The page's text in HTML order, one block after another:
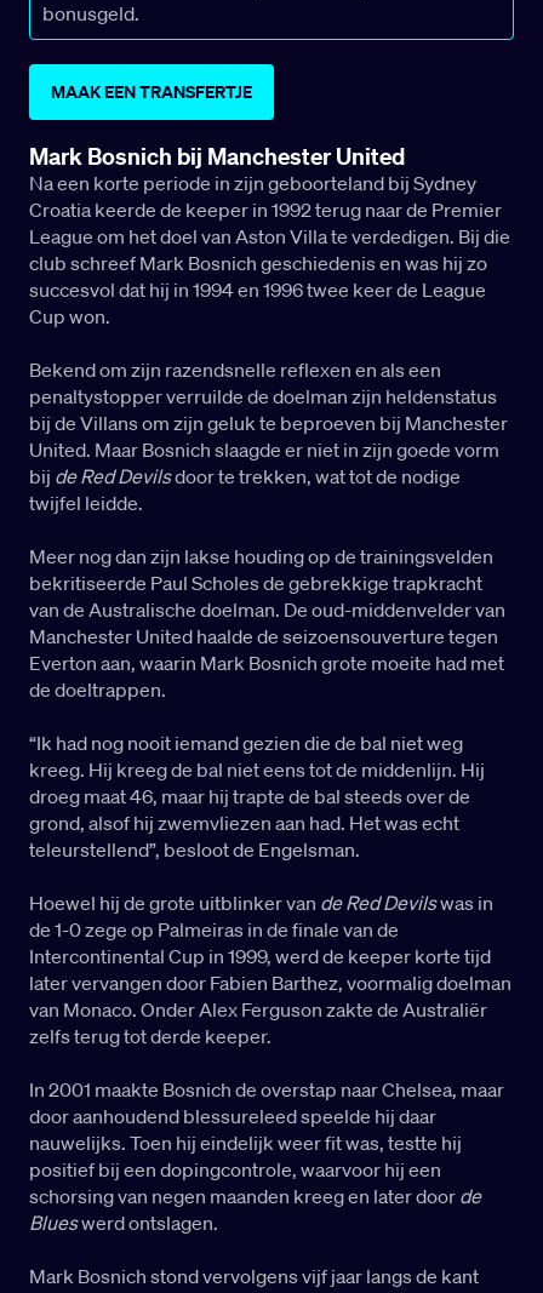
bonusgeld.
MAAK EEN TRANSFERTJE
Mark Bosnich bij Manchester United
Na een korte periode in zijn geboorteland bij Sydney
Croatia keerde de keeper in 1992 terug naar de Premier
League om het doel van Aston Villa te verdedigen. Bij die
club schreef Mark Bosnich geschiedenis en was hij zo
succesvol dat hij in 1994 en 1996 twee keer de League
Cup won.
Bekend om zijn razendsnelle reflexen en als een
penaltystopper verruilde de doelman zijn heldenstatus
bij de Villans om zijn geluk te beproeven bij Manchester
United. Maar Bosnich slaagde er niet in zijn goede vorm
bij de Red Devilsdoor te trekken, wat tot de nodige
twijfel leidde.
Meer nog dan zijn lakse houding op de trainingsvelden
bekritiseerde Paul Scholes de gebrekkige trapkracht
van de Australische doelman. De oud-middenvelder van
Manchester United haalde de seizoensouverture tegen
Everton aan, waarin Mark Bosnich grote moeite had met
de doeltrappen.
“Ik had nog nooit iemand gezien die de bal niet weg
kreeg. Hij kreeg de bal niet eens tot de middenlijn. Hij
droeg maat 46, maar hij trapte de bal steeds over de
grond, alsof hij zwemvliezen aan had. Het was echt
teleurstellend”, besloot de Engelsman.
Hoewel hij de grote uitblinker van de Red Devilswas in
de 1-0 zege op Palmeiras in de finale van de
Intercontinental Cup in 1999, werd de keeper korte tijd
later vervangen door Fabien Barthez, voormalig doelman
van Monaco. Onder Alex Ferguson zakte de Australiër
zelfs terug tot derde keeper.
In 2001 maakte Bosnich de overstap naar Chelsea, maar
door aanhoudend blessureleed speelde hij daar
nauwelijks. Toen hij eindelijk weer fit was, testte hij
positief bij een dopingcontrole, waarvoor hij een
schorsing van negen maanden kreeg en later door de
Blueswerd ontslagen.
Mark Bosnich stond vervolgens vijf jaar langs de kant